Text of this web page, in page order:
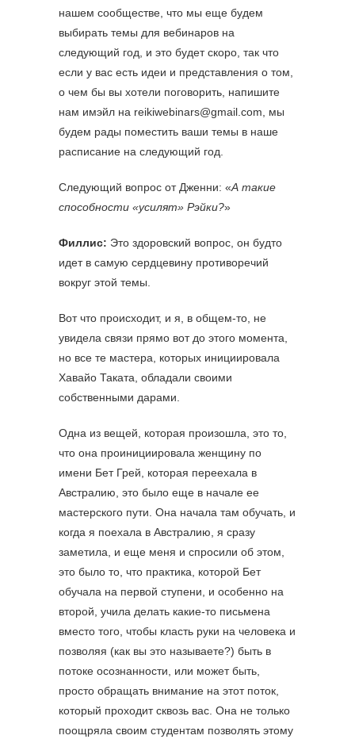
нашем сообществе, что мы еще будем
выбирать темы для вебинаров на
следующий год, и это будет скоро, так что
если у вас есть идеи и представления о том,
о чем бы вы хотели поговорить, напишите
нам имэйл на reikiwebinars@gmail.com, мы
будем рады поместить ваши темы в наше
расписание на следующий год.
Следующий вопрос от Дженни: «А такие
способности «усилят» Рэйки?»
Филлис: Это здоровский вопрос, он будто
идет в самую сердцевину противоречий
вокруг этой темы.
Вот что происходит, и я, в общем-то, не
увидела связи прямо вот до этого момента,
но все те мастера, которых инициировала
Хавайо Таката, обладали своими
собственными дарами.
Одна из вещей, которая произошла, это то,
что она проинициировала женщину по
имени Бет Грей, которая переехала в
Австралию, это было еще в начале ее
мастерского пути. Она начала там обучать, и
когда я поехала в Австралию, я сразу
заметила, и еще меня и спросили об этом,
это было то, что практика, которой Бет
обучала на первой ступени, и особенно на
второй, учила делать какие-то письмена
вместо того, чтобы класть руки на человека и
позволяя (как вы это называете?) быть в
потоке осознанности, или может быть,
просто обращать внимание на этот поток,
который проходит сквозь вас. Она не только
поощряла своим студентам позволять этому